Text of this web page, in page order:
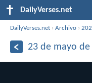
DailyVerses.net
DailyVerses.net ›Archivo ›
23 de mayo de